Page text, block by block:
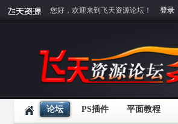
您好，欢迎来到飞天资源论坛！ 登录
论坛 PS插件 平面教程